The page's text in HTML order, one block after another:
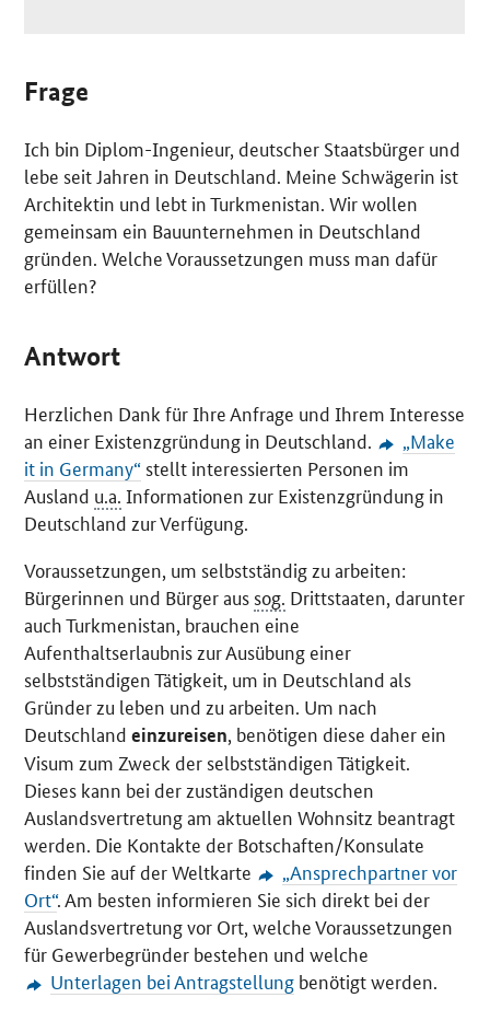
Frage
Ich bin Diplom-Ingenieur, deutscher Staatsbürger und
lebe seit Jahren in Deutschland. Meine Schwägerin ist
Architektin und lebt in Turkmenistan. Wir wollen
gemeinsam ein Bauunternehmen in Deutschland
gründen. Welche Voraussetzungen muss man dafür
erfüllen?
Antwort
Herzlichen Dank für Ihre Anfrage und Ihrem Interesse
an einer Existenzgründung in Deutschland.
„Make
it in Germany“ stellt interessierten Personen im
Ausland u.a. Informationen zur Existenzgründung in
Deutschland zur Verfügung.
Voraussetzungen, um selbstständig zu arbeiten:
Bürgerinnen und Bürger aus sog. Drittstaaten, darunter
auch Turkmenistan, brauchen eine
Aufenthaltserlaubnis zur Ausübung einer
selbstständigen Tätigkeit, um in Deutschland als
Gründer zu leben und zu arbeiten. Um nach
Deutschlandeinzureisen, benötigen diese daher ein
Visum zum Zweck der selbstständigen Tätigkeit.
Dieses kann bei der zuständigen deutschen
Auslandsvertretung am aktuellen Wohnsitz beantragt
werden. Die Kontakte der Botschaften/Konsulate
finden Sie auf der Weltkarte
„Ansprechpartner vor
Ort“. Am besten informieren Sie sich direkt bei der
Auslandsvertretung vor Ort, welche Voraussetzungen
für Gewerbegründer bestehen und welche
Unterlagen bei Antragstellungbenötigt werden.